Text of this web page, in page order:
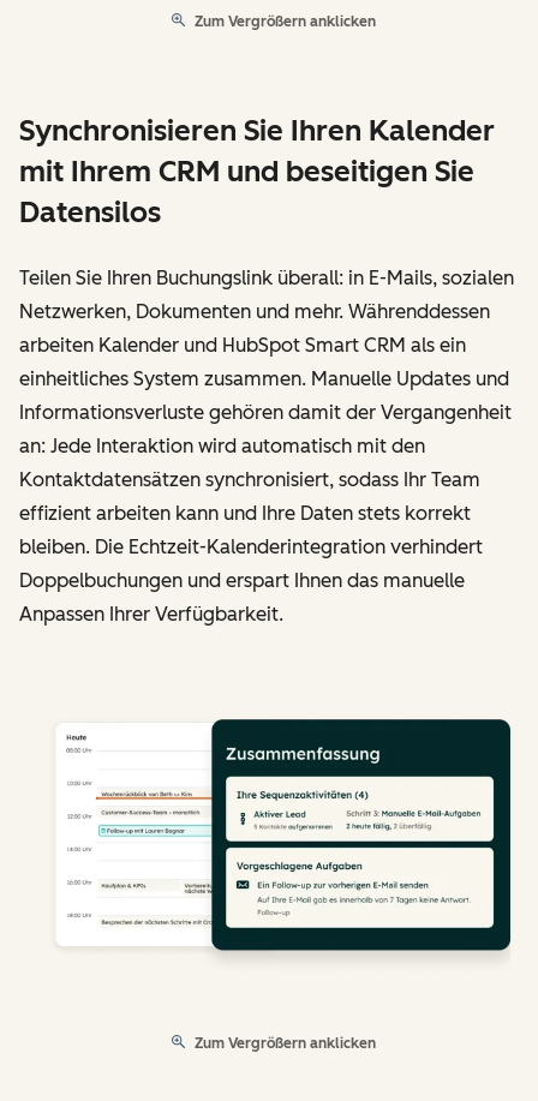
Zum Vergrößern anklicken
Synchronisieren Sie Ihren Kalender
mit Ihrem CRM und beseitigen Sie
Datensilos
Teilen Sie Ihren Buchungslink überall: in E-Mails, sozialen
Netzwerken, Dokumenten und mehr. Währenddessen
arbeiten Kalender und HubSpot Smart CRM als ein
einheitliches System zusammen. Manuelle Updates und
Informationsverluste gehören damit der Vergangenheit
an: Jede Interaktion wird automatisch mit den
Kontaktdatensätzen synchronisiert, sodass Ihr Team
effizient arbeiten kann und Ihre Daten stets korrekt
bleiben. Die Echtzeit-Kalenderintegration verhindert
Doppelbuchungen und erspart Ihnen das manuelle
Anpassen Ihrer Verfügbarkeit.
Zum Vergrößern anklicken